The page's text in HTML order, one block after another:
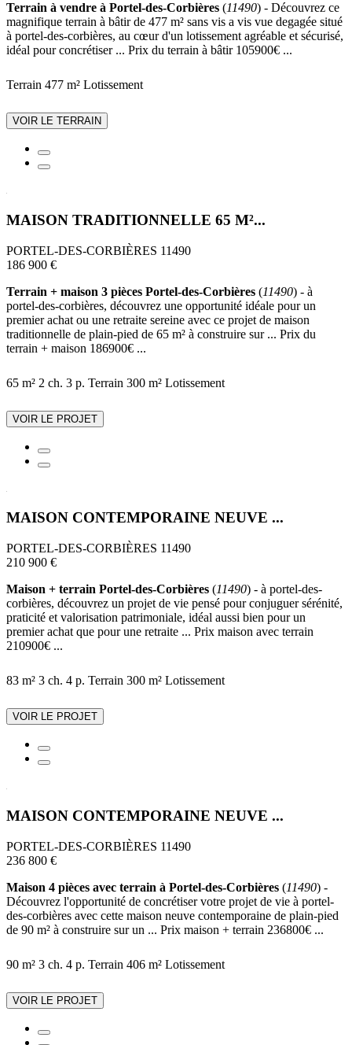
Terrain à vendre à Portel-des-Corbières (11490) - Découvrez ce
magnifique terrain à bâtir de 477 m² sans vis a vis vue degagée situé
à portel-des-corbières, au cœur d'un lotissement agréable et sécurisé,
idéal pour concrétiser ... Prix du terrain à bâtir 105900€ ...
Terrain 477 m² Lotissement
VOIR LE TERRAIN
MAISON TRADITIONNELLE 65 M²...
PORTEL-DES-CORBIÈRES 11490
186 900 €
Terrain + maison 3 pièces Portel-des-Corbières (11490) - à
portel-des-corbières, découvrez une opportunité idéale pour un
premier achat ou une retraite sereine avec ce projet de maison
traditionnelle de plain-pied de 65 m² à construire sur ... Prix du
terrain + maison 186900€ ...
65 m² 2 ch. 3 p. Terrain 300 m² Lotissement
VOIR LE PROJET
MAISON CONTEMPORAINE NEUVE ...
PORTEL-DES-CORBIÈRES 11490
210 900 €
Maison + terrain Portel-des-Corbières (11490) - à portel-des-
corbières, découvrez un projet de vie pensé pour conjuguer sérénité,
praticité et valorisation patrimoniale, idéal aussi bien pour un
premier achat que pour une retraite ... Prix maison avec terrain
210900€ ...
83 m² 3 ch. 4 p. Terrain 300 m² Lotissement
VOIR LE PROJET
MAISON CONTEMPORAINE NEUVE ...
PORTEL-DES-CORBIÈRES 11490
236 800 €
Maison 4 pièces avec terrain à Portel-des-Corbières (11490) -
Découvrez l'opportunité de concrétiser votre projet de vie à portel-
des-corbières avec cette maison neuve contemporaine de plain-pied
de 90 m² à construire sur un ... Prix maison + terrain 236800€ ...
90 m² 3 ch. 4 p. Terrain 406 m² Lotissement
VOIR LE PROJET